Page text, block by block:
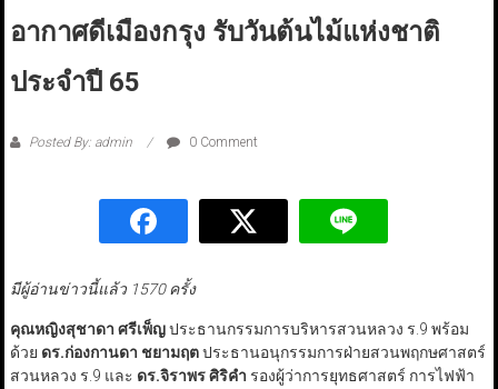
อากาศดีเมืองกรุง รับวันต้นไม้แห่งชาติ
ประจำปี 65
Posted By: admin 0 Comment
มีผู้อ่านข่าวนี้แล้ว 1570 ครั้ง
คุณหญิงสุชาดา ศรีเพ็ญประธานกรรมการบริหารสวนหลวง ร.9 พร้อม
ด้วย ดร.ก่องกานดา ชยามฤตประธานอนุกรรมการฝ่ายสวนพฤกษศาสตร์
สวนหลวง ร.9 และ ดร.จิราพร ศิริคำ รองผู้ว่าการยุทธศาสตร์ การไฟฟ้า